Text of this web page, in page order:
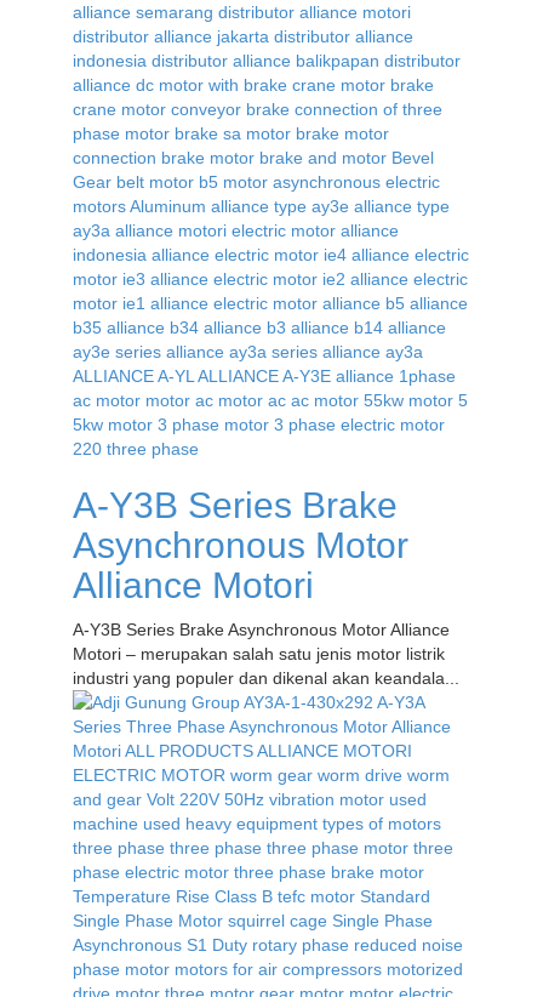
A-Y3B Series Brake
Asynchronous Motor
Alliance Motori
A-Y3B Series Brake Asynchronous Motor Alliance
Motori – merupakan salah satu jenis motor listrik
industri yang populer dan dikenal akan keandala...